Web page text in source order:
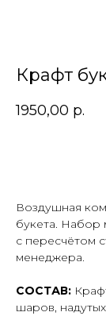
Крафт
1950,00 р.
Воздушная
букета.
с пересчётом
менеджера.
СОСТАВ:
шаров,